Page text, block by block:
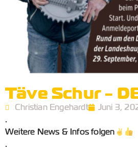
Täve Schur -
Christian Engehardt Juni 3,
.
Weitere News & Infos folgen
.